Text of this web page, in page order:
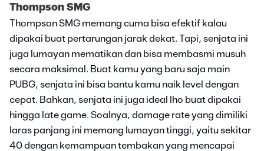
Thompson SMG
Thompson SMG memang cuma bisa efektif kalau
dipakai buat pertarungan jarak dekat. Tapi, senjata ini
juga lumayan mematikan dan bisa membasmi musuh
secara maksimal. Buat kamu yang baru saja main
PUBG, senjata ini bisa bantu kamu naik level dengan
cepat. Bahkan, senjata ini juga ideal lho buat dipakai
hingga late game. Soalnya, damage rate yang dimiliki
laras panjang ini memang lumayan tinggi, yaitu sekitar
40 dengan kemampuan tembakan yang mencapai